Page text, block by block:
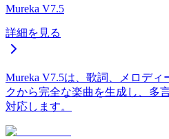
Mureka V7.5
詳細を見る
Mureka V7.5は、歌詞、メロデ
クから完全な楽曲を生成し、多
対応します。